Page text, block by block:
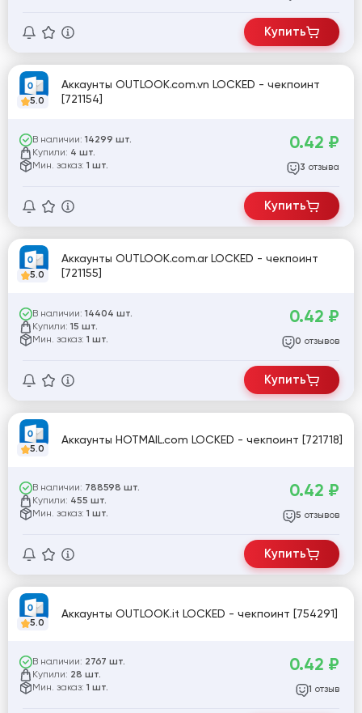
Купить
5.0
Аккаунты OUTLOOK.com.vn LOCKED - чекпоинт
[721154]
В наличии: 14299 шт.
Купили: 4 шт.
Мин. заказ: 1 шт.
0.42 ₽
3 отзыва
Купить
5.0
Аккаунты OUTLOOK.com.ar LOCKED - чекпоинт
[721155]
В наличии: 14404 шт.
Купили: 15 шт.
Мин. заказ: 1 шт.
0.42 ₽
0 отзывов
Купить
5.0
Аккаунты HOTMAIL.com LOCKED - чекпоинт [721718]
В наличии: 788598 шт.
Купили: 455 шт.
Мин. заказ: 1 шт.
0.42 ₽
5 отзывов
Купить
5.0
Аккаунты OUTLOOK.it LOCKED - чекпоинт [754291]
В наличии: 2767 шт.
Купили: 28 шт.
Мин. заказ: 1 шт.
0.42 ₽
1 отзыв